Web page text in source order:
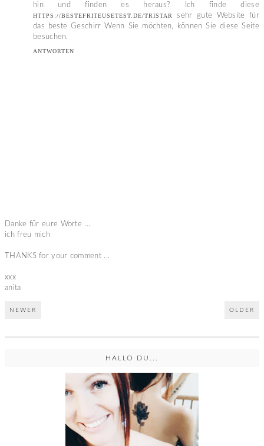
hin und finden es heraus? Ich finde diese
HTTPS://BESTEFRITEUSETEST.DE/TRISTAR
sehr gute Website für
das beste Geschirr Wenn Sie möchten, können Sie diese Seite
besuchen.
ANTWORTEN
Danke für eure Worte ...
ich freu mich
THANKS for your comment ...
xxx
anita
NEWER OLDER
HALLO DU...